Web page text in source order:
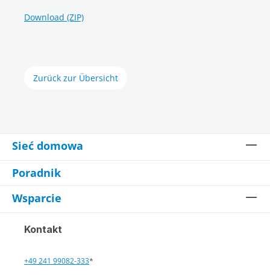
Download (ZIP)
Zurück zur Übersicht
Sieć domowa
Poradnik
Wsparcie
Kontakt
+49 241 99082-333*